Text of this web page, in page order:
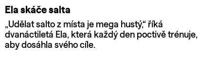
Ela skáče salta
„Udělat salto z místa je mega hustý,“ říká
dvanáctiletá Ela, která každý den poctivě trénuje,
aby dosáhla svého cíle.